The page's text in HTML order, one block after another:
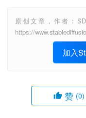
原创文章，作者：
https://
加入
赞 (0)